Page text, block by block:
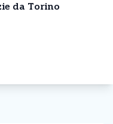
da Torino